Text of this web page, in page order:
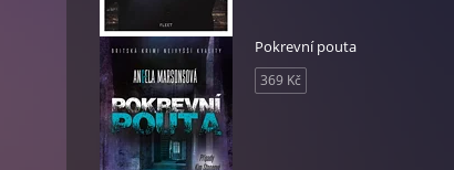
Pokrevní pouta
369 Kč